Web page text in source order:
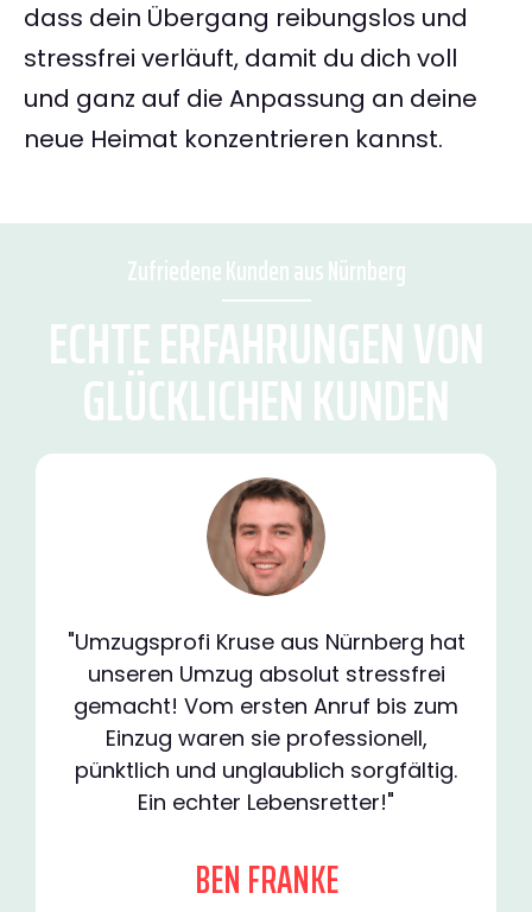
dass dein Übergang reibungslos und
stressfrei verläuft, damit du dich voll
und ganz auf die Anpassung an deine
neue Heimat konzentrieren kannst.
Zufriedene Kunden aus Nürnberg
ECHTE ERFAHRUNGEN VON
GLÜCKLICHEN KUNDEN
"Umzugsprofi Kruse aus Nürnberg hat
unseren Umzug absolut stressfrei
gemacht! Vom ersten Anruf bis zum
Einzug waren sie professionell,
pünktlich und unglaublich sorgfältig.
Ein echter Lebensretter!"
BEN FRANKE